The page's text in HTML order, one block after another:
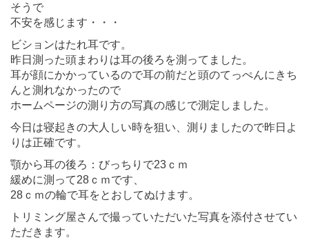
そうで
不安を感じます・・・
ビションはたれ耳です。
昨日測った頭まわりは耳の後ろを測ってました。
耳が顔にかかっているので耳の前だと頭のてっぺんにきち
んと測れなかったので
ホームページの測り方の写真の感じで測定しました。
今日は寝起きの大人しい時を狙い、測りましたので昨日よ
りは正確です。
顎から耳の後ろ：びっちりで23ｃｍ
緩めに測って28ｃｍです、
28ｃｍの輪で耳をとおしてぬけます。
トリミング屋さんで撮っていただいた写真を添付させてい
ただきます。